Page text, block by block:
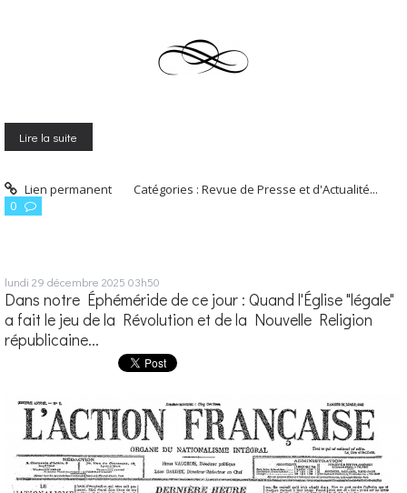
Lire la suite
Lien permanent Catégories :Revue de Presse et d'Actualité...
0
lundi 29 décembre 2025 03h50
Dans notre Éphéméride de ce jour : Quand l'Église "légale"
a fait le jeu de la Révolution et de la Nouvelle Religion
républicaine...